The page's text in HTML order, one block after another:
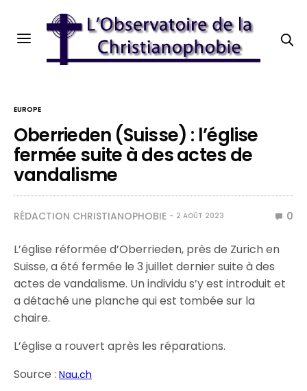
EUROPE
Oberrieden (Suisse) : l’église
fermée suite à des actes de
vandalisme
RÉDACTION CHRISTIANOPHOBIE 2 AOÛT 2023 0
L’église réformée d’Oberrieden, près de Zurich en
Suisse, a été fermée le 3 juillet dernier suite à des
actes de vandalisme. Un individu s’y est introduit et
a détaché une planche qui est tombée sur la
chaire.
L’église a rouvert après les réparations.
Source :Nau.ch